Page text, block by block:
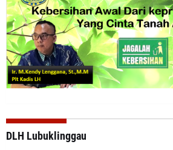
DLH Lubuklinggau